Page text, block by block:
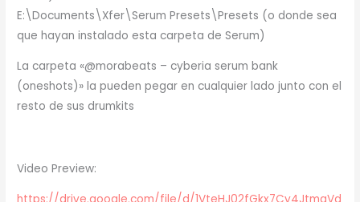
E:\Documents\Xfer\Serum Presets\Presets (o donde sea
que hayan instalado esta carpeta de Serum)
La carpeta «@morabeats – cyberia serum bank
(oneshots)» la pueden pegar en cualquier lado junto con el
resto de sus drumkits
Video Preview: